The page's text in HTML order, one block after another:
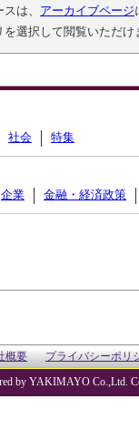
は、 アーカイブページ
を選択して閲覧いただけ
社会 特集
企業 金融・経済政策
概要 プライバシーポリ
by YAKIMAYO Co.,Ltd.